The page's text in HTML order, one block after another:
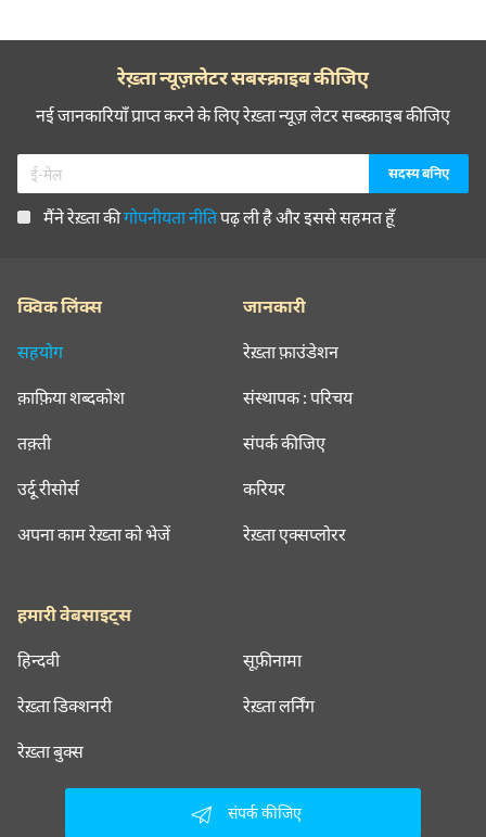
रेख़्ता न्यूज़लेटर सबस्क्राइब कीजिए
नई जानकारियाँ प्राप्त करने के लिए रेख़्ता न्यूज़ लेटर सब्स्क्राइब कीजिए
मैंने रेख़्ता कीगोपनीयता नीतिपढ़ ली है और इससे सहमत हूँ
क्विक लिंक्स
सहयोग
क़ाफ़िया शब्दकोश
तक़्ती
उर्दू रीसोर्स
अपना काम रेख़्ता को भेजें
जानकारी
रेख़्ता फ़ाउंडेशन
संस्थापक : परिचय
संपर्क कीजिए
करियर
रेख़्ता एक्सप्लोरर
हमारी वेबसाइट्स
हिन्दवी सूफ़ीनामा
रेख़्ता डिक्शनरी रेख़्ता लर्निंग
रेख़्ता बुक्स
संपर्क कीजिए